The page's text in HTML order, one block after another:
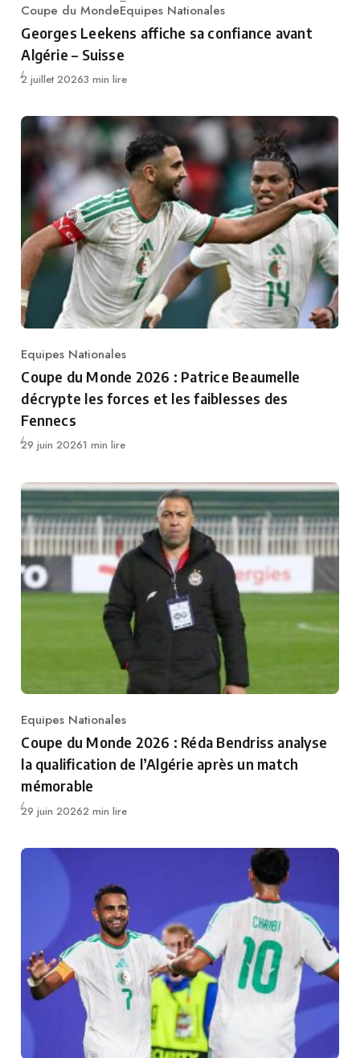
Category
Coupe du MondeEquipes Nationales
Georges Leekens affiche sa confiance avant
Algérie – Suisse
Publié
2 juillet 20263 min lire
Category
Equipes Nationales
Coupe du Monde 2026 : Patrice Beaumelle
décrypte les forces et les faiblesses des
Fennecs
Publié
29 juin 20261 min lire
Category
Equipes Nationales
Coupe du Monde 2026 : Réda Bendriss analyse
la qualification de l’Algérie après un match
mémorable
Publié
29 juin 20262 min lire